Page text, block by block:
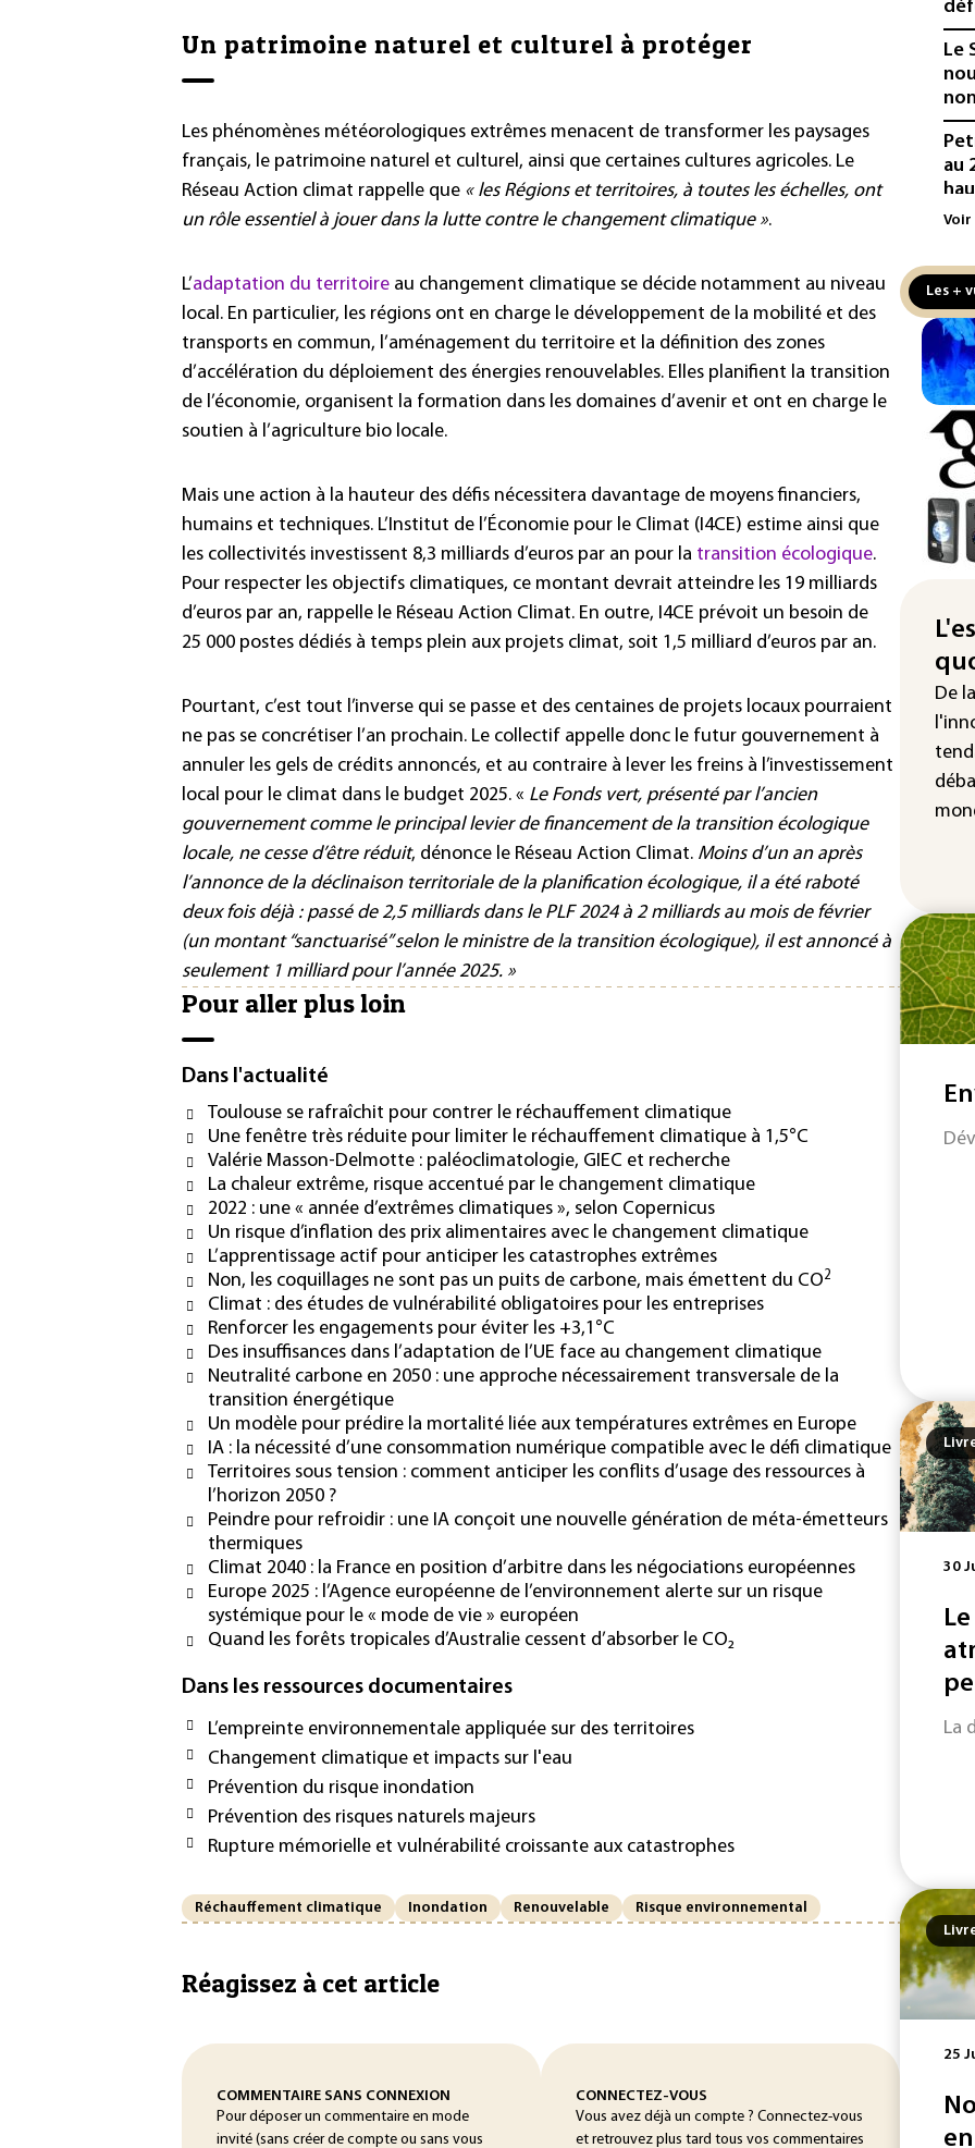
Un patrimoine naturel et culturel à protéger
Les phénomènes météorologiques extrêmes menacent de transformer les paysages
français, le patrimoine naturel et culturel, ainsi que certaines cultures agricoles. Le
Réseau Action climat rappelle que « les Régions et territoires, à toutes les échelles, ont
un rôle essentiel à jouer dans la lutte contre le changement climatique ».
L’adaptation du territoire au changement climatique se décide notamment au niveau
local. En particulier, les régions ont en charge le développement de la mobilité et des
transports en commun, l’aménagement du territoire et la définition des zones
d’accélération du déploiement des énergies renouvelables. Elles planifient la transition
de l’économie, organisent la formation dans les domaines d’avenir et ont en charge le
soutien à l’agriculture bio locale.
Mais une action à la hauteur des défis nécessitera davantage de moyens financiers,
humains et techniques. L’Institut de l’Économie pour le Climat (I4CE) estime ainsi que
les collectivités investissent 8,3 milliards d’euros par an pour la transition écologique.
Pour respecter les objectifs climatiques, ce montant devrait atteindre les 19 milliards
d’euros par an, rappelle le Réseau Action Climat. En outre, I4CE prévoit un besoin de
25 000 postes dédiés à temps plein aux projets climat, soit 1,5 milliard d’euros par an.
Pourtant, c’est tout l’inverse qui se passe et des centaines de projets locaux pourraient
ne pas se concrétiser l’an prochain. Le collectif appelle donc le futur gouvernement à
annuler les gels de crédits annoncés, et au contraire à lever les freins à l’investissement
local pour le climat dans le budget 2025. « Le Fonds vert, présenté par l’ancien
gouvernement comme le principal levier de financement de la transition écologique
locale, ne cesse d’être réduit, dénonce le Réseau Action Climat. Moins d’un an après
l’annonce de la déclinaison territoriale de la planification écologique, il a été raboté
deux fois déjà : passé de 2,5 milliards dans le PLF 2024 à 2 milliards au mois de février
(un montant “sanctuarisé” selon le ministre de la transition écologique), il est annoncé à
seulement 1 milliard pour l’année 2025. »
Pour aller plus loin
Dans l'actualité
Toulouse se rafraîchit pour contrer le réchauffement climatique
Une fenêtre très réduite pour limiter le réchauffement climatique à 1,5°C
Valérie Masson-Delmotte : paléoclimatologie, GIEC et recherche
La chaleur extrême, risque accentué par le changement climatique
2022 : une « année d’extrêmes climatiques », selon Copernicus
Un risque d’inflation des prix alimentaires avec le changement climatique
L’apprentissage actif pour anticiper les catastrophes extrêmes
Non, les coquillages ne sont pas un puits de carbone, mais émettent du CO2
Climat : des études de vulnérabilité obligatoires pour les entreprises
Renforcer les engagements pour éviter les +3,1°C
Des insuffisances dans l’adaptation de l’UE face au changement climatique
Neutralité carbone en 2050 : une approche nécessairement transversale de la
transition énergétique
Un modèle pour prédire la mortalité liée aux températures extrêmes en Europe
IA : la nécessité d’une consommation numérique compatible avec le défi climatique
Territoires sous tension : comment anticiper les conflits d’usage des ressources à
l’horizon 2050 ?
Peindre pour refroidir : une IA conçoit une nouvelle génération de méta-émetteurs
thermiques
Climat 2040 : la France en position d’arbitre dans les négociations européennes
Europe 2025 : l’Agence européenne de l’environnement alerte sur un risque
systémique pour le « mode de vie » européen
Quand les forêts tropicales d’Australie cessent d’absorber le CO₂
Dans les ressources documentaires
L’empreinte environnementale appliquée sur des territoires
Changement climatique et impacts sur l'eau
Prévention du risque inondation
Prévention des risques naturels majeurs
Rupture mémorielle et vulnérabilité croissante aux catastrophes
Réchauffement climatique Inondation Renouvelable Risque environnemental
Réagissez à cet article
COMMENTAIRE SANS CONNEXION
Pour déposer un commentaire en mode
invité (sans créer de compte ou sans vous
CONNECTEZ-VOUS
Vous avez déjà un compte ? Connectez-vous
et retrouvez plus tard tous vos commentaires
Le
au
au
de
la
Voir
Les +
De
30
La
25